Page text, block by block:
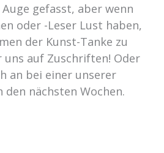
gefasst, aber wenn
oder -Leser Lust haben,
der Kunst-Tanke zu
auf Zuschriften! Oder
an bei einer unserer
nächsten Wochen.